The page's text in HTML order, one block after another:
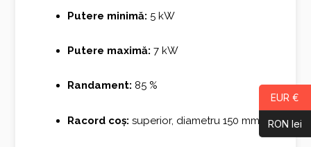
Putere minimă: 5 kW
Putere maximă: 7 kW
Randament: 85 %
Racord coș: superior, diametru 150 mm
EUR €
RON lei